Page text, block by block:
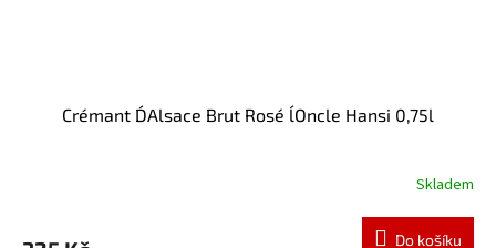
Crémant D´Alsace Brut Rosé l´Oncle Hansi 0,75l
Skladem
Do košíku